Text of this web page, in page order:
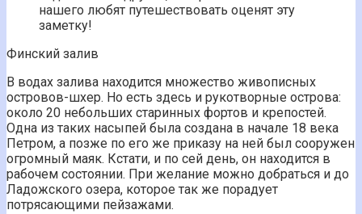
нашего любят путешествовать оценят эту
заметку!
Финский залив
В водах залива находится множество живописных
островов-шхер. Но есть здесь и рукотворные острова:
около 20 небольших старинных фортов и крепостей.
Одна из таких насыпей была создана в начале 18 века
Петром, а позже по его же приказу на ней был сооружен
огромный маяк. Кстати, и по сей день, он находится в
рабочем состоянии. При желание можно добраться и до
Ладожского озера, которое так же порадует
потрясающими пейзажами.